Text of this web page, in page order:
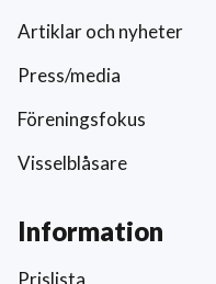
Artiklar och nyheter
Press/media
Föreningsfokus
Visselblåsare
Information
Prislista